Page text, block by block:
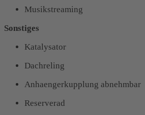
Musikstreaming
Sonstiges
Katalysator
Dachreling
Anhaengerkupplung abnehmbar
Reserverad